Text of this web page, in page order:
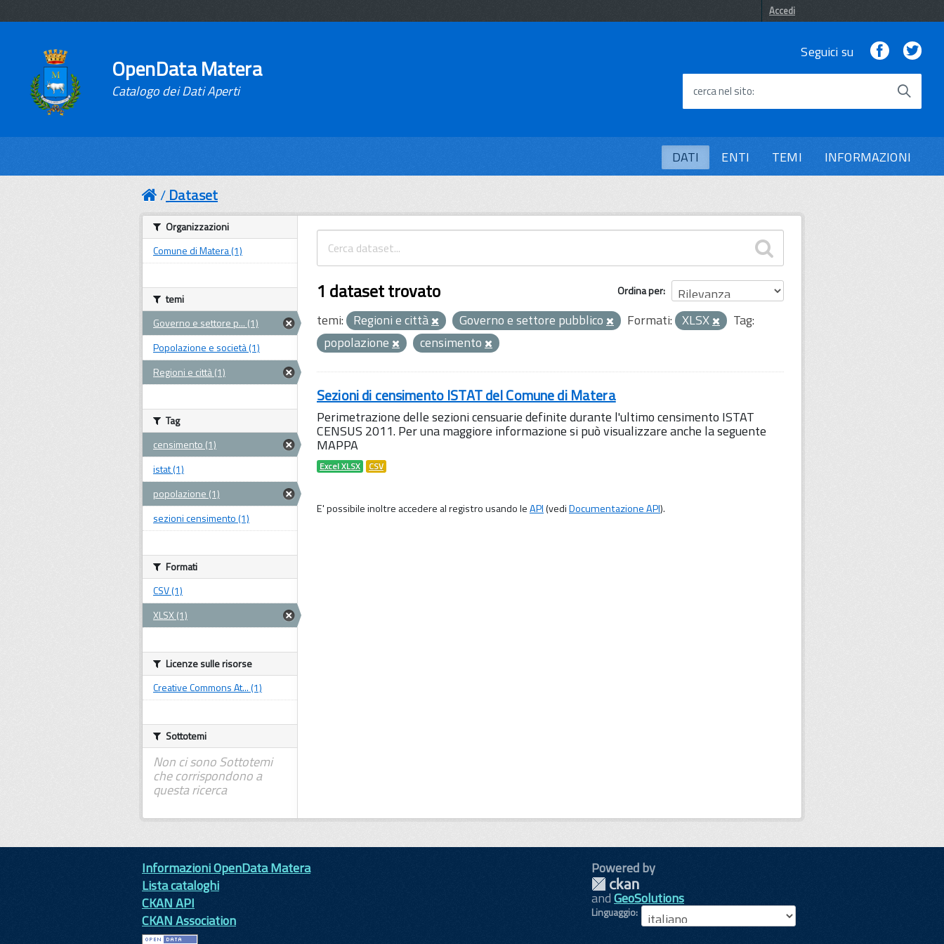
Accedi
OpenData Matera
Catalogo dei Dati Aperti
Seguici su Facebook
cerca nel sito
DATI ENTI TEMI INFORMAZIONI
Dataset
Ordina per
1 dataset trovato
temi: Regioni e città Governo e settore pubblico Formati: XLSX
Tag:
popolazione
censimento
Sezioni di censimento ISTAT del Comune di Matera
Perimetrazione delle sezioni censuarie definite durante l'ultimo censimento ISTAT
CENSUS 2011. Per una maggiore informazione si può visualizzare anche la seguente
MAPPA
Excel XLSX CSV
E' possibile inoltre accedere al registro usando leAPI(vediDocumentazione API).
Organizzazioni
Comune di Matera (1)
temi
Governo e settore p... (1)
Popolazione e società (1)
Regioni e città (1)
Tag
censimento (1)
istat (1)
popolazione (1)
sezioni censimento (1)
Formati
CSV (1)
XLSX (1)
Licenze sulle risorse
Creative Commons At... (1)
Sottotemi
Non ci sono Sottotemi
che corrispondono a
questa ricerca
Informazioni OpenData Matera
Lista cataloghi
CKAN API
CKAN Association
Powered by
andGeoSolutions
Linguaggio